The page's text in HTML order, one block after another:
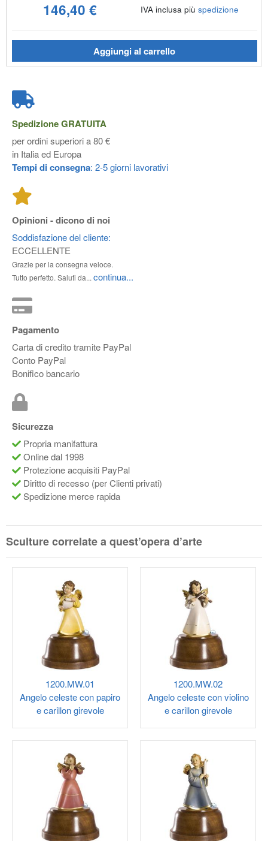
146,40 € IVA inclusa più spedizione
Aggiungi al carrello
SpedizioneGRATUITA
per ordini superiori a 80 €
in Italia ed Europa
Tempi di consegna: 2-5 giorni lavorativi
Opinioni - dicono di noi
Soddisfazione del cliente:
ECCELLENTE
Grazie per la consegna veloce.
Tutto perfetto. Saluti da... continua...
Pagamento
Carta di credito tramite PayPal
Conto PayPal
Bonifico bancario
Sicurezza
Propria manifattura
Online dal 1998
Protezione acquisiti PayPal
Diritto di recesso (per Clienti privati)
Spedizione merce rapida
Sculture correlate a quest’opera d’arte
1200.MW.01
Angelo celeste con papiro
e carillon girevole
1200.MW.02
Angelo celeste con violino
e carillon girevole